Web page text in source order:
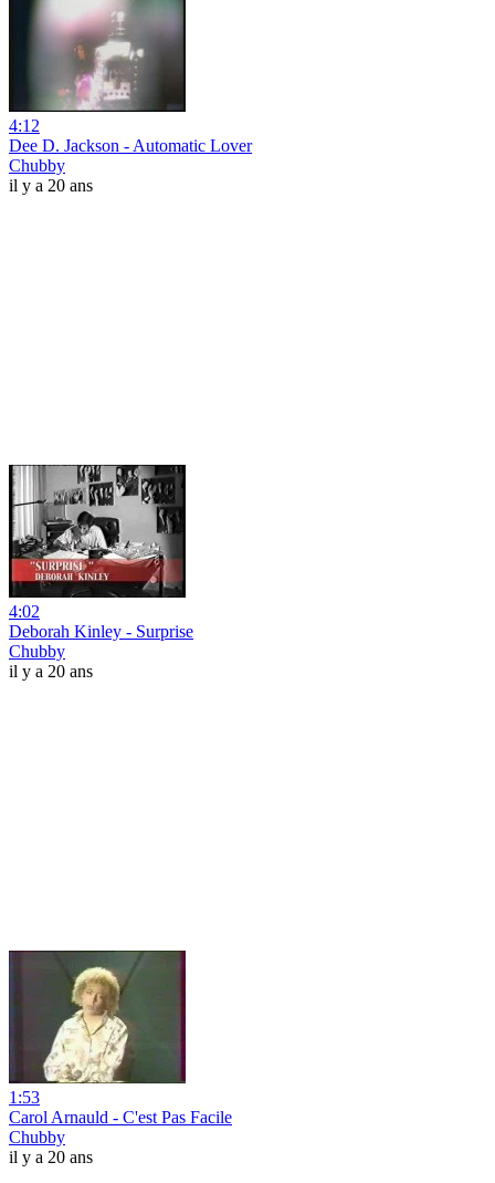
4:12
Dee D. Jackson - Automatic Lover
Chubby
il y a 20 ans
4:02
Deborah Kinley - Surprise
Chubby
il y a 20 ans
1:53
Carol Arnauld - C'est Pas Facile
Chubby
il y a 20 ans